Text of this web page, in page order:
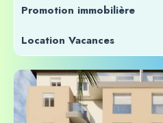
Promotion immobilière
Location Vacances